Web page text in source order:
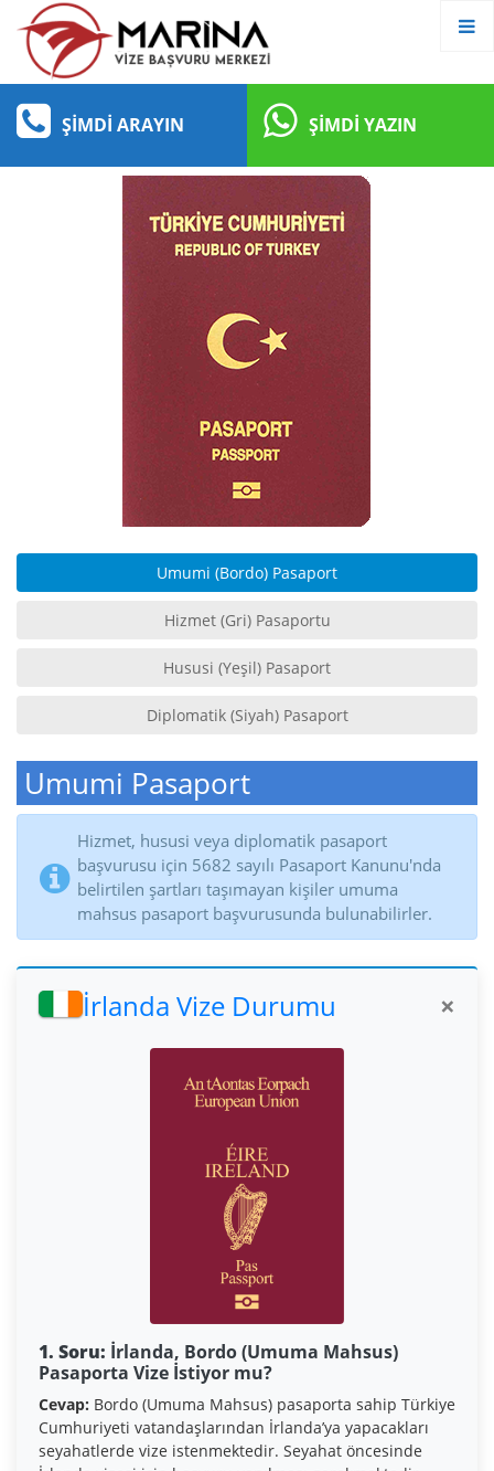
ŞIMDI ARAYIN ŞIMDI YAZIN
Umumi (Bordo) Pasaport
Hizmet (Gri) Pasaportu
Hususi (Yeşil) Pasaport
Diplomatik (Siyah) Pasaport
Umumi Pasaport
Hizmet, hususi veya diplomatik pasaport
başvurusu için 5682 sayılı Pasaport Kanunu'nda
belirtilen şartları taşımayan kişiler umuma
mahsus pasaport başvurusunda bulunabilirler.
İrlanda Vize Durumu ×
1. Soru: İrlanda, Bordo (Umuma Mahsus)
Pasaporta Vize İstiyor mu?
Cevap: Bordo (Umuma Mahsus) pasaporta sahip Türkiye
Cumhuriyeti vatandaşlarından İrlanda’ya yapacakları
seyahatlerde vize istenmektedir. Seyahat öncesinde